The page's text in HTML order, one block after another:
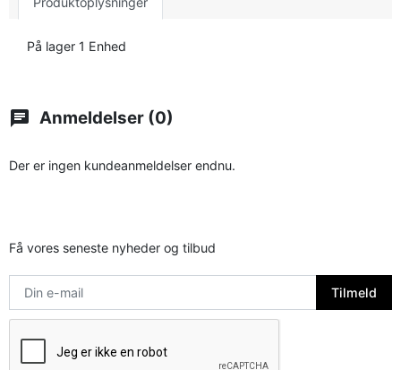
På lager 1 Enhed
chat Anmeldelser (0)
Der er ingen kundeanmeldelser endnu.
Få vores seneste nyheder og tilbud